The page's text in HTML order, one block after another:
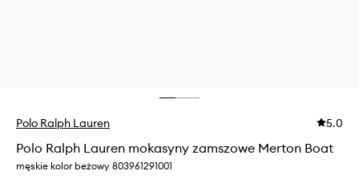
Polo Ralph Lauren 5.0
Polo Ralph Lauren mokasyny zamszowe Merton Boat
męskie kolor beżowy 803961291001